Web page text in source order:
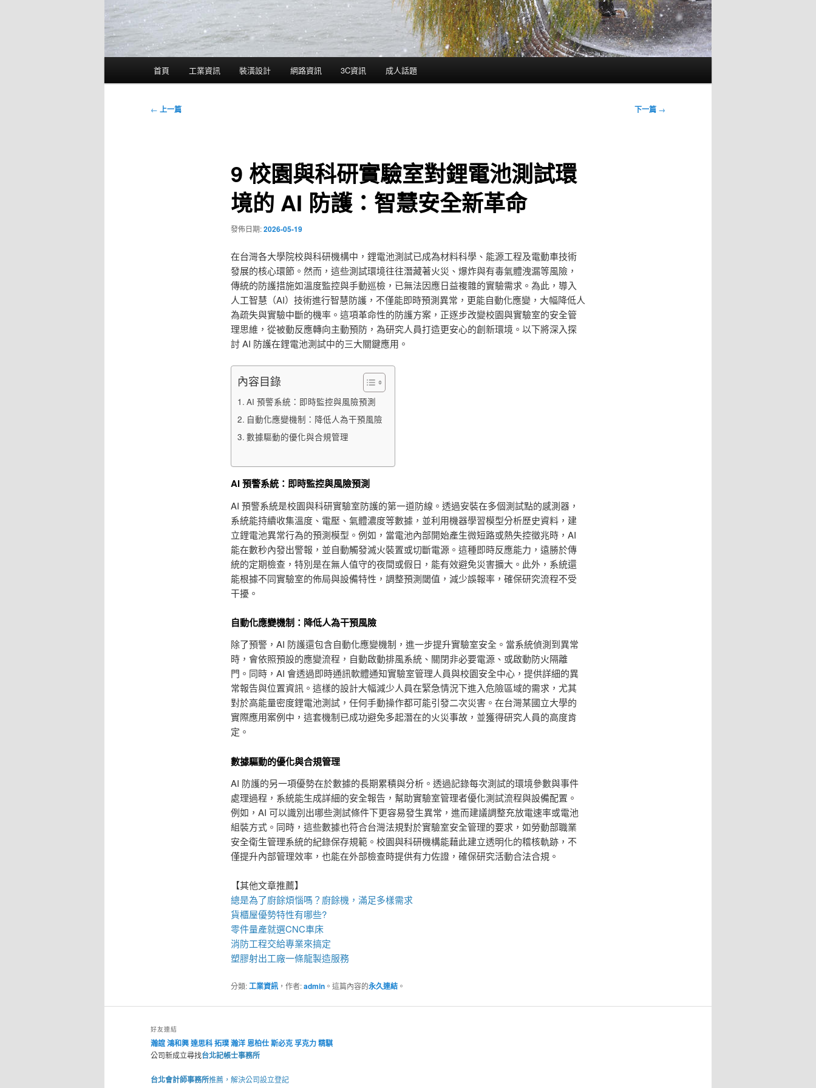
首頁 工業資訊 裝潢設計 網路資訊 3C資訊 成人話題
文
← 上一篇 下一篇 →
9 校園與科研實驗室對鋰電池測試環
境的 AI 防護：智慧安全新革命
發佈日期:2026-05-19
在台灣各大學院校與科研機構中，鋰電池測試已成為材料科學、能源工程及電動車技術
發展的核心環節。然而，這些測試環境往往潛藏著火災、爆炸與有毒氣體洩漏等風險，
傳統的防護措施如溫度監控與手動巡檢，已無法因應日益複雜的實驗需求。為此，導入
人工智慧（AI）技術進行智慧防護，不僅能即時預測異常，更能自動化應變，大幅降低人
為疏失與實驗中斷的機率。這項革命性的防護方案，正逐步改變校園與實驗室的安全管
理思維，從被動反應轉向主動預防，為研究人員打造更安心的創新環境。以下將深入探
討 AI 防護在鋰電池測試中的三大關鍵應用。
內容目錄
AI 預警系統：即時監控與風險預測
自動化應變機制：降低人為干預風險
數據驅動的優化與合規管理
AI 預警系統：即時監控與風險預測
AI 預警系統是校園與科研實驗室防護的第一道防線。透過安裝在多個測試點的感測器，
系統能持續收集溫度、電壓、氣體濃度等數據，並利用機器學習模型分析歷史資料，建
立鋰電池異常行為的預測模型。例如，當電池內部開始產生微短路或熱失控徵兆時，AI
能在數秒內發出警報，並自動觸發滅火裝置或切斷電源。這種即時反應能力，遠勝於傳
統的定期檢查，特別是在無人值守的夜間或假日，能有效避免災害擴大。此外，系統還
能根據不同實驗室的佈局與設備特性，調整預測閾值，減少誤報率，確保研究流程不受
干擾。
自動化應變機制：降低人為干預風險
除了預警，AI 防護還包含自動化應變機制，進一步提升實驗室安全。當系統偵測到異常
時，會依照預設的應變流程，自動啟動排風系統、關閉非必要電源、或啟動防火隔離
門。同時，AI 會透過即時通訊軟體通知實驗室管理人員與校園安全中心，提供詳細的異
常報告與位置資訊。這樣的設計大幅減少人員在緊急情況下進入危險區域的需求，尤其
對於高能量密度鋰電池測試，任何手動操作都可能引發二次災害。在台灣某國立大學的
實際應用案例中，這套機制已成功避免多起潛在的火災事故，並獲得研究人員的高度肯
定。
數據驅動的優化與合規管理
AI 防護的另一項優勢在於數據的長期累積與分析。透過記錄每次測試的環境參數與事件
處理過程，系統能生成詳細的安全報告，幫助實驗室管理者優化測試流程與設備配置。
例如，AI 可以識別出哪些測試條件下更容易發生異常，進而建議調整充放電速率或電池
組裝方式。同時，這些數據也符合台灣法規對於實驗室安全管理的要求，如勞動部職業
安全衛生管理系統的紀錄保存規範。校園與科研機構能藉此建立透明化的稽核軌跡，不
僅提升內部管理效率，也能在外部檢查時提供有力佐證，確保研究活動合法合規。
【其他文章推薦】
總是為了廚餘煩惱嗎？ 廚餘機 ，滿足多樣需求
貨櫃屋優勢特性有哪些?
零件量產就選CNC車床
消防工程交給專業來搞定
塑膠射出工廠一條龍製造服務
分類:工業資訊，作者:admin。這篇內容的永久連結。
好友連結
瀚誼鴻和興達思科拓璞瀚洋恩柏仕斯必克孚克力精騏
公司新成立尋找台北記帳士事務所
台北會計師事務所推薦，解決公司設立登記